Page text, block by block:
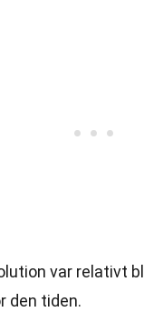
var relativt
den tiden.